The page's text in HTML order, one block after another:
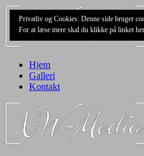
Skip
content
Hjem
Galleri
Kontakt
Privatliv og Cookies: Denne side bruger
For at læse mere skal du klikke på linket